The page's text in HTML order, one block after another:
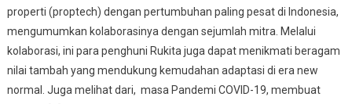
properti (proptech) dengan pertumbuhan paling pesat di Indonesia,
mengumumkan kolaborasinya dengan sejumlah mitra. Melalui
kolaborasi, ini para penghuni Rukita juga dapat menikmati beragam
nilai tambah yang mendukung kemudahan adaptasi di era new
normal. Juga melihat dari, masa Pandemi COVID-19, membuat